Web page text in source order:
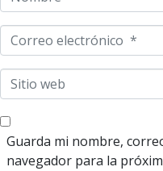
o
m
r
o
r
o
i
t
Guarda mi nombre,
navegador para la